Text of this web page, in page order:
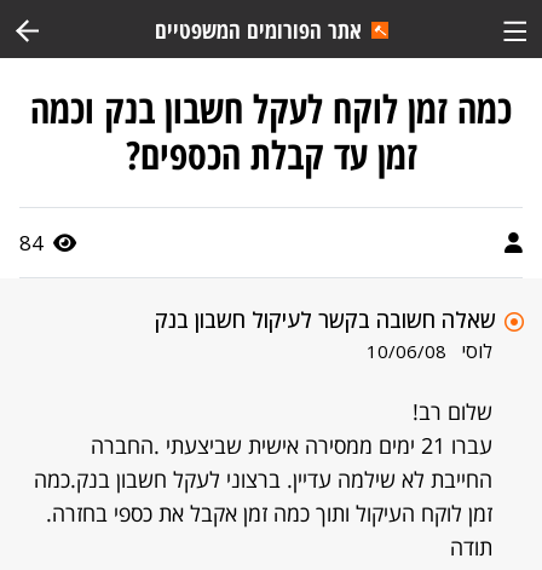
אתר הפורומים המשפטיים
כמה זמן לוקח לעקל חשבון בנק וכמה
זמן עד קבלת הכספים?
84
שאלה חשובה בקשר לעיקול חשבון בנק
לוסי 10/06/08
שלום רב!
עברו 21 ימים ממסירה אישית שביצעתי .החברה
החייבת לא שילמה עדיין. ברצוני לעקל חשבון בנק.כמה
זמן לוקח העיקול ותוך כמה זמן אקבל את כספי בחזרה.
תודה